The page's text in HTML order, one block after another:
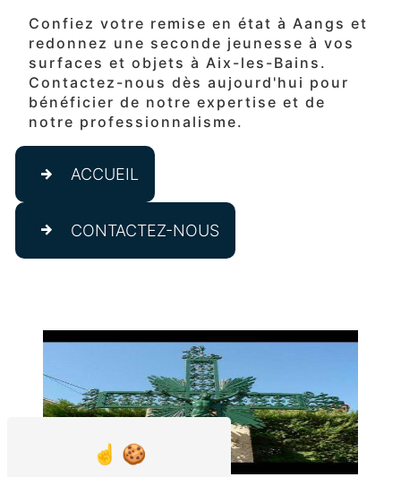
Confiez votre remise en état à Aangs et
redonnez une seconde jeunesse à vos
surfaces et objets à Aix-les-Bains.
Contactez-nous dès aujourd'hui pour
bénéficier de notre expertise et de
notre professionnalisme.
ACCUEIL
CONTACTEZ-NOUS